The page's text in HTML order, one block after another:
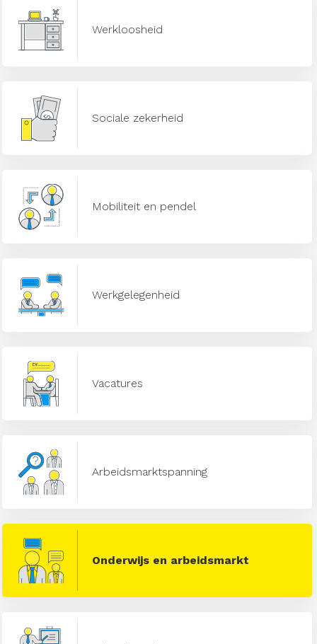
Werkloosheid
Sociale zekerheid
Mobiliteit en pendel
Werkgelegenheid
Vacatures
Arbeidsmarktspanning
Onderwijs en arbeidsmarkt